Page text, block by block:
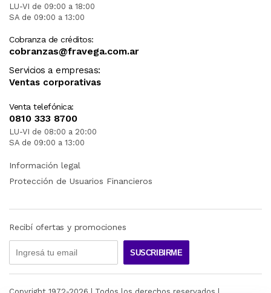
LU-VI de 09:00 a 18:00
SA de 09:00 a 13:00
Cobranza de créditos:
cobranzas@fravega.com.ar
Servicios a empresas:
Ventas corporativas
Venta telefónica:
0810 333 8700
LU-VI de 08:00 a 20:00
SA de 09:00 a 13:00
Información legal
Protección de Usuarios Financieros
Recibí ofertas y promociones
SUSCRIBIRME